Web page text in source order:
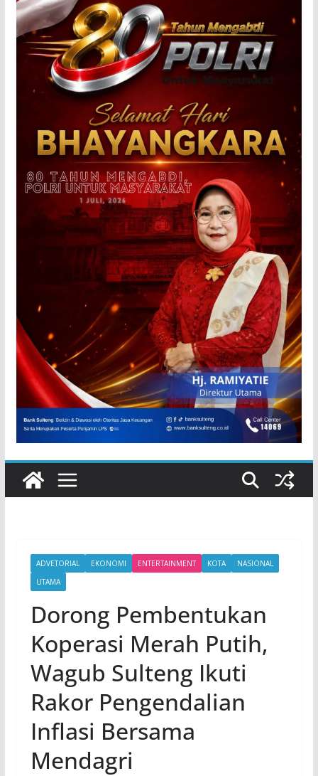
ADVETORIAL EKONOMI ENTERTAINMENT KOTA
NASIONAL
UTAMA
Dorong Pembentukan
Koperasi Merah Putih,
Wagub Sulteng Ikuti
Rakor Pengendalian
Inflasi Bersama
Mendagri